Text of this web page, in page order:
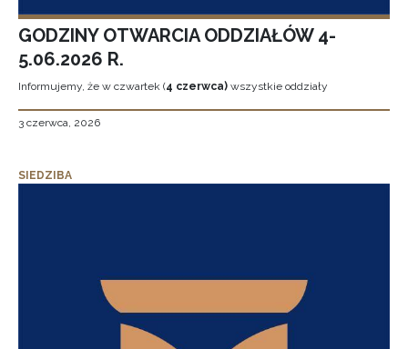
GODZINY OTWARCIA ODDZIAŁÓW 4-
5.06.2026 R.
Informujemy, że w czwartek (4 czerwca) wszystkie oddziały
3 czerwca, 2026
SIEDZIBA